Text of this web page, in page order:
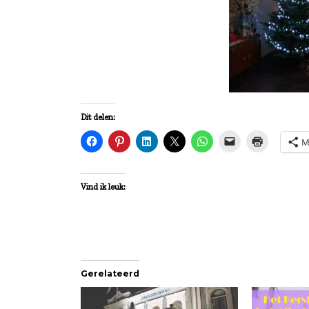
Dit delen:
Vind ik leuk:
Gerelateerd